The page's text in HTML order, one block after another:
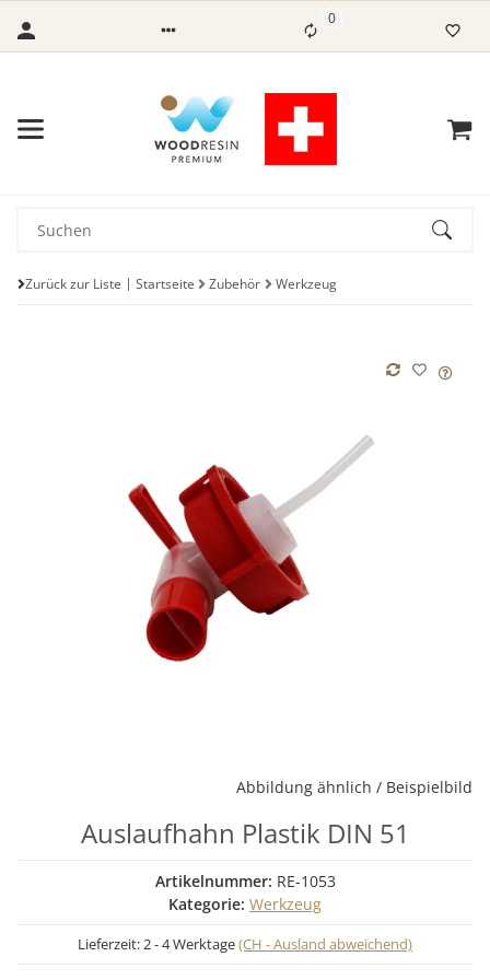
0
Zurück zur Liste Startseite Zubehör Werkzeug
Abbildung ähnlich / Beispielbild
Auslaufhahn Plastik DIN 51
Artikelnummer: RE-1053
Kategorie: Werkzeug
Lieferzeit:2 - 4 Werktage(CH - Ausland abweichend)